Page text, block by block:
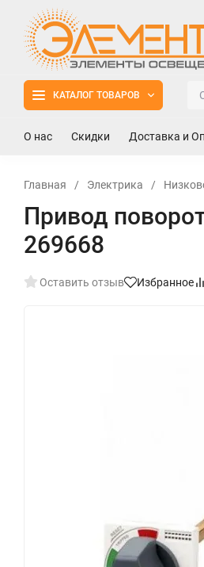
КАТАЛОГ ТОВАРОВ
О нас Скидки Доставка и
Главная / Электрика /
Привод
269668
Оставить отзыв Избранное